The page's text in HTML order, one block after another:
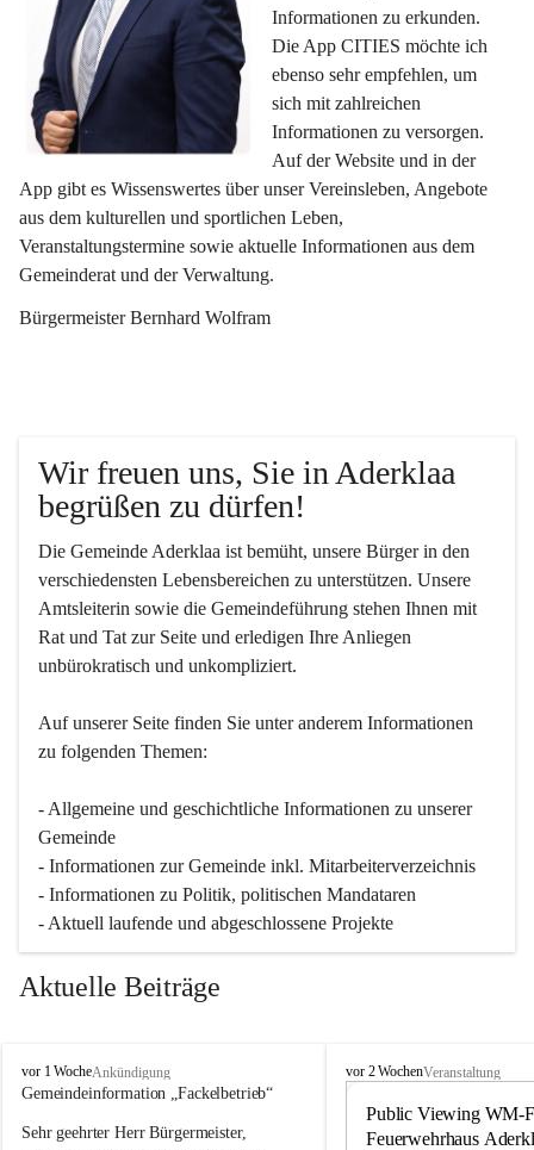
Informationen zu erkunden.
Die App CITIES möchte ich
ebenso sehr empfehlen, um
sich mit zahlreichen
Informationen zu versorgen.
Auf der Website und in der
App gibt es Wissenswertes über unser Vereinsleben, Angebote
aus dem kulturellen und sportlichen Leben,
Veranstaltungstermine sowie aktuelle Informationen aus dem
Gemeinderat und der Verwaltung.
Bürgermeister Bernhard Wolfram
Wir freuen uns, Sie in Aderklaa
begrüßen zu dürfen!
Die Gemeinde Aderklaa ist bemüht, unsere Bürger in den
verschiedensten Lebensbereichen zu unterstützen. Unsere
Amtsleiterin sowie die Gemeindeführung stehen Ihnen mit
Rat und Tat zur Seite und erledigen Ihre Anliegen
unbürokratisch und unkompliziert.
Auf unserer Seite finden Sie un­ter an­de­rem Informationen
zu folgenden Themen:
- Allgemeine und geschichtliche Informationen zu unserer
Gemeinde
- Informationen zur Gemeinde inkl. Mitarbeiterverzeichnis
- Informationen zu Politik, politischen Mandataren
- Aktuell laufende und abgeschlossene Projekte
Aktuelle Beiträge
A
d
r
vor 1 WocheAnkündigung
Gemeindeinformation „Fackelbetrieb“
Sehr geehrter Herr Bürgermeister,
A
vor 2 WochenVeranstaltung
Public Viewing WM-
Feuerwehrhaus